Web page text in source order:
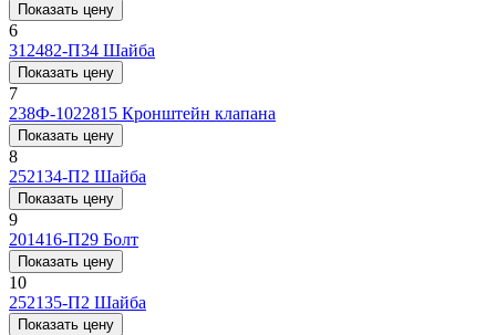
Показать цену
6
312482-П34 Шайба
Показать цену
7
238Ф-1022815 Кронштейн клапана
Показать цену
8
252134-П2 Шайба
Показать цену
9
201416-П29 Болт
Показать цену
10
252135-П2 Шайба
Показать цену